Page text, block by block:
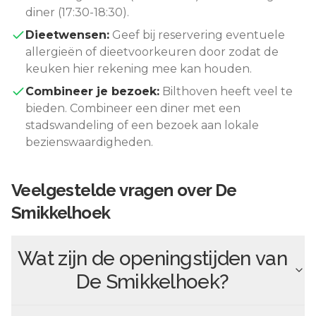
diner (17:30-18:30).
Dieetwensen: Geef bij reservering eventuele
allergieën of dieetvoorkeuren door zodat de
keuken hier rekening mee kan houden.
Combineer je bezoek: Bilthoven heeft veel te
bieden. Combineer een diner met een
stadswandeling of een bezoek aan lokale
bezienswaardigheden.
Veelgestelde vragen over De
Smikkelhoek
Wat zijn de openingstijden van
De Smikkelhoek?